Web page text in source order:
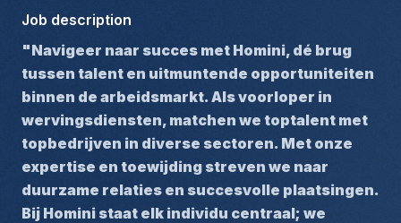
Job description
"Navigeer naar succes met Homini, dé brug
tussen talent en uitmuntende opportuniteiten
binnen de arbeidsmarkt. Als voorloper in
wervingsdiensten, matchen we toptalent met
topbedrijven in diverse sectoren. Met onze
expertise en toewijding streven we naar
duurzame relaties en succesvolle plaatsingen.
Bij Homini staat elk individu centraal; we